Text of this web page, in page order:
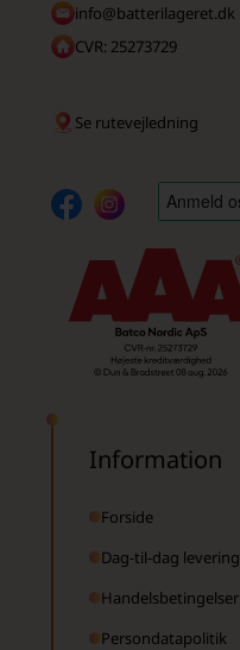
info@batterilageret.dk
CVR: 25273729
Se rutevejledning
Information
Forside
Dag-til-dag levering
Handelsbetingelser
Persondatapolitik